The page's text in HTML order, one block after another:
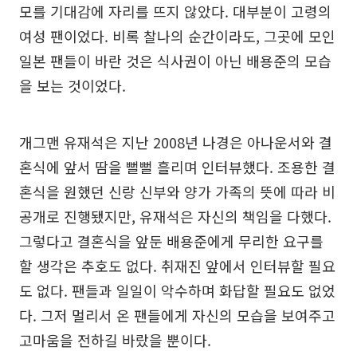
모를 기대감에 자리를 뜨지 않았다. 대부분이 고령의
여성 팬이었다. 비록 찰나의 순간이라도, 그곳에 모인
일본 팬들이 바란 것은 식사권이 아닌 배용준의 모습
을 보는 것이었다.
개그맨 유재석은 지난 2008년 나경은 아나운서와 결
혼식에 앞서 땀을 뻘뻘 흘리며 인터뷰했다. 조용한 결
혼식을 원했던 신랑 신부와 양가 가족의 뜻에 따라 비
공개로 진행됐지만, 유재석은 자신의 책임을 다했다.
그렇다고 결혼식을 앞둔 배용준에게 무리한 요구를
할 생각은 추호도 없다. 취재진 앞에서 인터뷰할 필요
도 없다. 팬들과 일일이 악수하며 화답할 필요도 없었
다. 그저 멀리서 온 팬들에게 자신의 모습을 보여주고
고마움을 전하길 바랐을 뿐이다.